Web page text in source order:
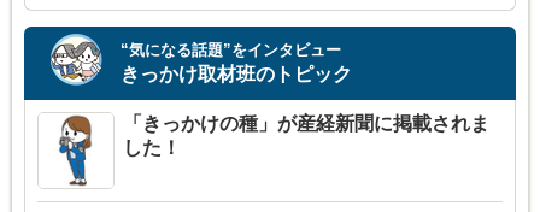
“気になる話題”をインタビュー
きっかけ取材班のトピック
「きっかけの種」が産経新聞に掲載されま
した！